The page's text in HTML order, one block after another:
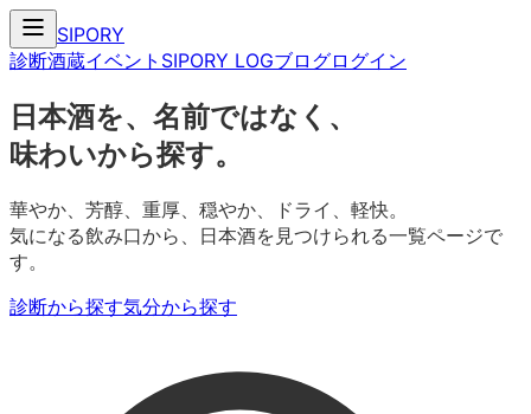
SIPORY
診断酒蔵イベント SIPORY LOGブログログイン
日本酒を、名前ではなく、
味わいから探す。
華やか、芳醇、重厚、穏やか、ドライ、軽快。
気になる飲み口から、日本酒を見つけられる一覧ページで
す。
診断から探す気分から探す